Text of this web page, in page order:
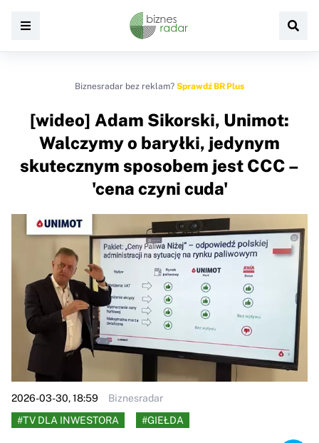
Biznesradar bez reklam? Sprawdź BR Plus
[wideo] Adam Sikorski, Unimot:
Walczymy o baryłki, jedynym
skutecznym sposobem jest CCC –
'cena czyni cuda'
2026-03-30, 18:59
Biznesradar
#TV DLA INWESTORA
#GIEŁDA